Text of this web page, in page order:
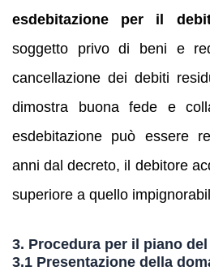
esdebitazione per il
soggetto privo di beni e
cancellazione dei debiti
dimostra buona fede e
esdebitazione può essere
anni dal decreto, il debitore
superiore a quello
3. Procedura per il piano
3.1 Presentazione della